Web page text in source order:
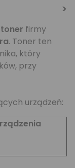
firmy
. Toner ten
który
przy
urządzeń: